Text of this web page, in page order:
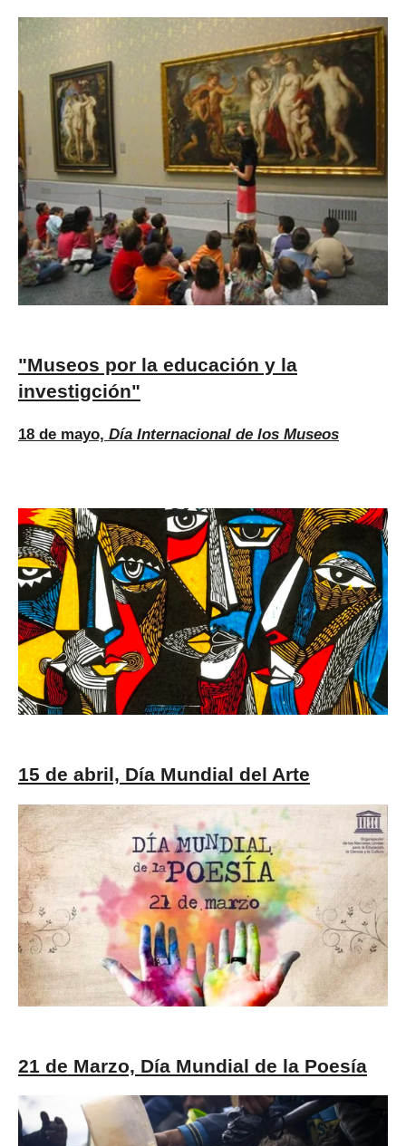
"Museos por la educación y la
investigción"
18 de mayo, Día Internacional de los Museos
15 de abril, Día Mundial del Arte
21 de Marzo, Día Mundial de la Poesía